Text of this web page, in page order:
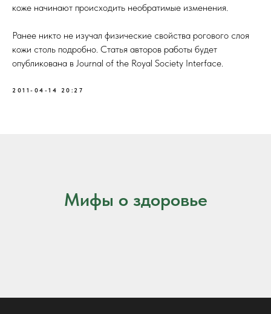
коже начинают происходить необратимые изменения.
Ранее никто не изучал физические свойства рогового слоя
кожи столь подробно. Статья авторов работы будет
опубликована в Journal of the Royal Society Interface.
2011-04-14 20:27
Мифы о здоровье